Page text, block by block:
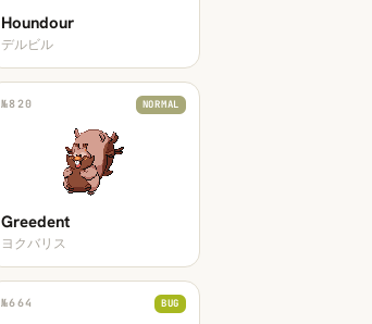
Houndour
デルビル
№820 NORMAL
Greedent
ヨクバリス
№664 BUG